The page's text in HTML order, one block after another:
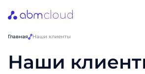
Главная Наши клиенты
Наши